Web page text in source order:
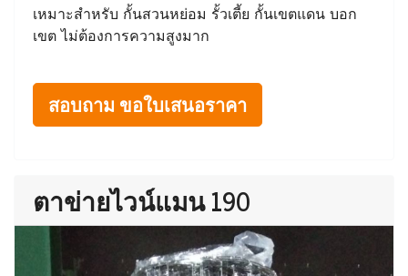
เหมาะสำหรับ กั้นสวนหย่อม รั้วเตี้ย กั้นเขตแดน บอก
เขต ไม่ต้องการความสูงมาก
สอบถาม ขอใบเสนอราคา
ตาข่ายไวน์แมน 190